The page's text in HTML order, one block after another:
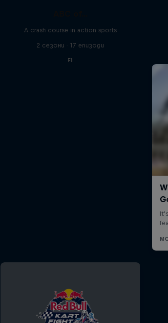
A crash course in action sports
2 сезони · 17 епизоди
F1